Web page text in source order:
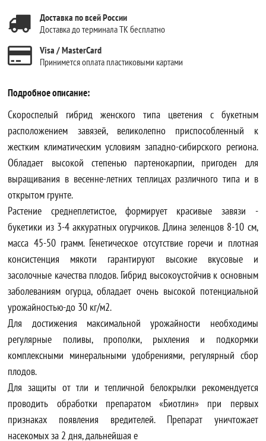
Доставка по всей России
Доставка до терминала ТК бесплатно
Visa / MasterCard
Принимется оплата пластиковыми картами
Подробное описание:
Скороспелый гибрид женского типа цветения с букетным
расположением завязей, великолепно приспособленный к
жестким климатическим условиям западно-сибирского региона.
Обладает высокой степенью партенокарпии, пригоден для
выращивания в весенне-летних теплицах различного типа и в
открытом грунте.
Растение среднеплетистое, формирует красивые завязи -
букетики из 3-4 аккуратных огурчиков. Длина зеленцов 8-10 см,
масса 45-50 грамм. Генетическое отсутствие горечи и плотная
консистенция мякоти гарантируют высокие вкусовые и
засолочные качества плодов. Гибрид высокоустойчив к основным
заболеваниям огурца, обладает очень высокой потенциальной
урожайностью-до 30 кг/м2.
Для достижения максимальной урожайности необходимы
регулярные поливы, прополки, рыхления и подкормки
комплексными минеральными удобрениями, регулярный сбор
плодов.
Для защиты от тли и тепличной белокрылки рекомендуется
проводить обработки препаратом «Биотлин» при первых
признаках появления вредителей. Препарат уничтожает
насекомых за 2 дня, дальнейшая е